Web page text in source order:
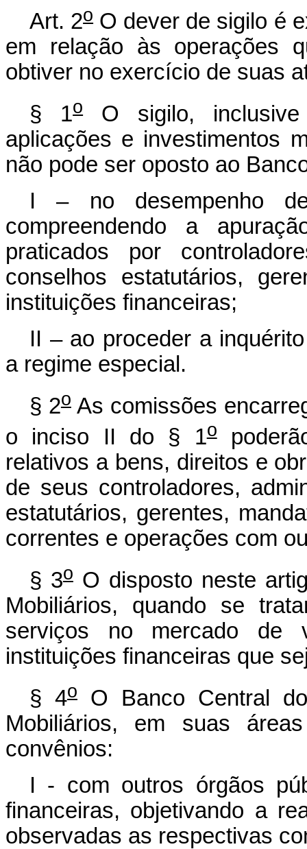
Art. 2o O dever de sigilo é
em relação às operações
obtiver no exercício de suas
§ 1oO sigilo, inclusive
aplicações e investimentos
não pode ser oposto ao
I – no desempenho
compreendendo a
praticados por
conselhos estatutários,
instituições financeiras;
II – ao proceder a
a regime especial.
§ 2oAs comissões
o inciso II do § 1o
relativos a bens, direitos e
de seus controladores,
estatutários, gerentes,
correntes e operações com
§ 3oO disposto neste
Mobiliários, quando se
serviços no mercado de
instituições financeiras que
§ 4o
O Banco Central
Mobiliários, em suas
convênios:
I - com outros órgãos
financeiras, objetivando a
observadas as respectivas